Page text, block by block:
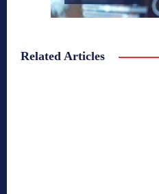
Related Articles